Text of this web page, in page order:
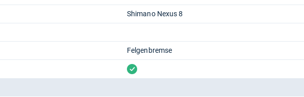
Shimano Nexus 8
Felgenbremse
vorhanden